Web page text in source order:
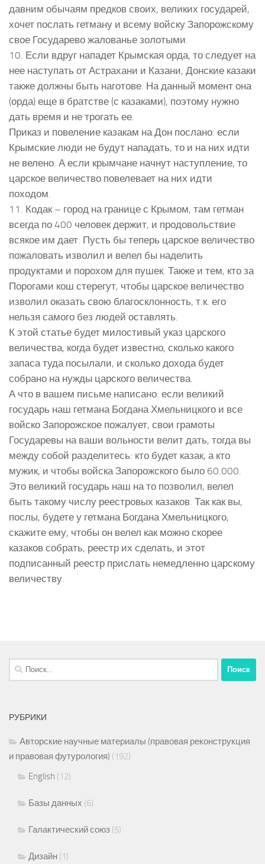
давним обычаям предков своих, великих государей,
хочет послать гетману и всему войску Запорожскому
свое Государево жалованье золотыми.
10. Если вдруг нападет Крымская орда, то следует на
нее наступать от Астрахани и Казани, Донские казаки
также должны быть наготове. На данный момент она
(орда) еще в братстве (с казаками), поэтому нужно
дать время и не трогать ее.
Приказ и повеление казакам на Дон послано: если
Крымские люди не будут нападать, то и на них идти
не велено. А если крымчане начнут наступление, то
царское величество повелевает на них идти
походом.
11. Кодак – город на границе с Крымом, там гетман
всегда по 400 человек держит, и продовольствие
всякое им дает. Пусть бы теперь царское величество
пожаловать изволил и велел бы наделить
продуктами и порохом для пушек. Также и тем, кто за
Порогами кош стерегут, чтобы царское величество
изволил оказать свою благосклонность, т.к. его
нельзя самого без людей оставлять.
К этой статье будет милостивый указ царского
величества, когда будет известно, сколько какого
запаса туда посылали, и сколько дохода будет
собрано на нужды царского величества.
А что в вашем письме написано: если великий
государь наш гетмана Богдана Хмельницкого и все
войско Запорожское пожалует, свои грамоты
Государевы на ваши вольности велит дать, тогда вы
между собой разделитесь: кто будет казак, а кто
мужик, и чтобы войска Запорожского было 60.000.
Это великий государь наш на то позволил, велел
быть такому числу реестровых казаков. Так как вы,
послы, будете у гетмана Богдана Хмельницкого,
скажите ему, чтобы он велел как можно скорее
казаков собрать, реестр их сделать, и этот
подписанный реестр прислать немедленно царскому
величеству.
Найти:
РУБРИКИ
Авторские научные материалы (правовая реконструкция
и правовая футурология) (192)
English (12)
Базы данных (6)
Галактический союз (5)
Дизайн (1)